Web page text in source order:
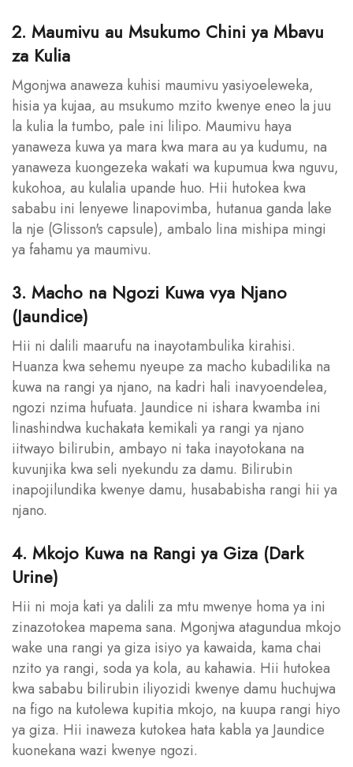
2. Maumivu au Msukumo Chini ya Mbavu
za Kulia
Mgonjwa anaweza kuhisi maumivu yasiyoeleweka,
hisia ya kujaa, au msukumo mzito kwenye eneo la juu
la kulia la tumbo, pale ini lilipo. Maumivu haya
yanaweza kuwa ya mara kwa mara au ya kudumu, na
yanaweza kuongezeka wakati wa kupumua kwa nguvu,
kukohoa, au kulalia upande huo. Hii hutokea kwa
sababu ini lenyewe linapovimba, hutanua ganda lake
la nje (Glisson's capsule), ambalo lina mishipa mingi
ya fahamu ya maumivu.
3. Macho na Ngozi Kuwa vya Njano
(Jaundice)
Hii ni dalili maarufu na inayotambulika kirahisi.
Huanza kwa sehemu nyeupe za macho kubadilika na
kuwa na rangi ya njano, na kadri hali inavyoendelea,
ngozi nzima hufuata. Jaundice ni ishara kwamba ini
linashindwa kuchakata kemikali ya rangi ya njano
iitwayo bilirubin, ambayo ni taka inayotokana na
kuvunjika kwa seli nyekundu za damu. Bilirubin
inapojilundika kwenye damu, husababisha rangi hii ya
njano.
4. Mkojo Kuwa na Rangi ya Giza (Dark
Urine)
Hii ni moja kati ya dalili za mtu mwenye homa ya ini
zinazotokea mapema sana. Mgonjwa atagundua mkojo
wake una rangi ya giza isiyo ya kawaida, kama chai
nzito ya rangi, soda ya kola, au kahawia. Hii hutokea
kwa sababu bilirubin iliyozidi kwenye damu huchujwa
na figo na kutolewa kupitia mkojo, na kuupa rangi hiyo
ya giza. Hii inaweza kutokea hata kabla ya Jaundice
kuonekana wazi kwenye ngozi.